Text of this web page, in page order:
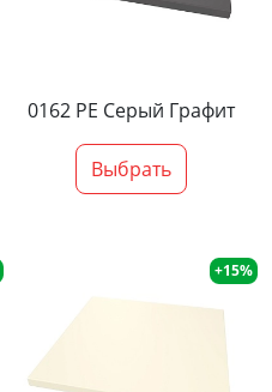
0162 PE Серый Графит
Выбрать
+15%